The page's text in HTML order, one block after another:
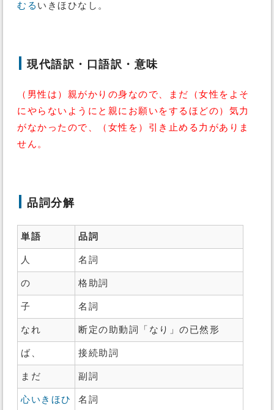
むる いきほひなし。
現代語訳・口語訳・意味
（男性は）親がかりの身なので、まだ（女性をよそ
にやらないようにと親にお願いをするほどの）気力
がなかったので、（女性を）引き止める力がありま
せん。
品詞分解
単語 品詞
人 名詞
の 格助詞
子 名詞
なれ 断定の助動詞「なり」の已然形
ば、 接続助詞
まだ 副詞
心いきほひ 名詞